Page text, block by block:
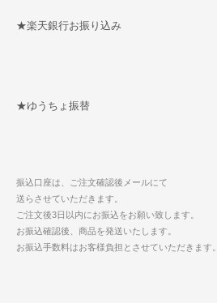
★楽天銀行お振り込み
★ゆうちょ振替
振込口座は、ご注文確認後メールにて
送らさせていただきます。
ご注文後3日以内にお振込をお願い致します。
お振込確認後、商品を発送いたします。
お振込手数料はお客様負担とさせていただきます。